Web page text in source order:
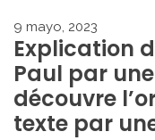
9 mayo, 2023
Explication
Paul par
découvre
texte par